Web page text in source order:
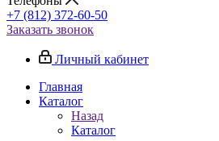
+7 (812) 372-60-50
Заказать звонок
Личный кабинет
Главная
Каталог
Назад
Каталог